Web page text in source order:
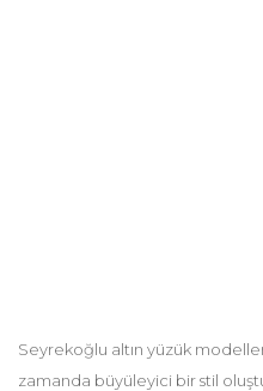
Seyrekoğlu altın yüzük
zamanda büyüleyici bir stil